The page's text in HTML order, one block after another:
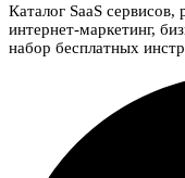
нескольких
окружения
Каталог SaaS
интернет-маркетинг,
набор бесплатных